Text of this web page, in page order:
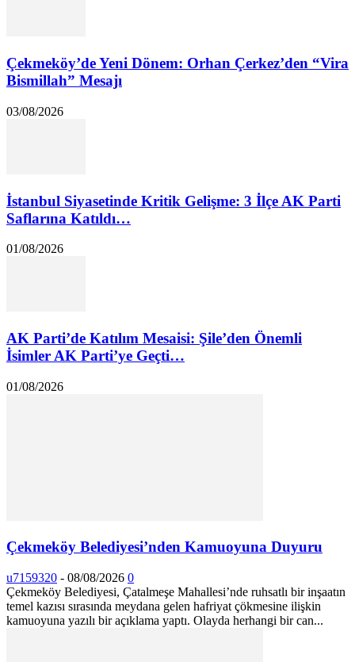
Çekmeköy’de Yeni Dönem: Orhan Çerkez’den “Vira
Bismillah” Mesajı
03/08/2026
İstanbul Siyasetinde Kritik Gelişme: 3 İlçe AK Parti
Saflarına Katıldı…
01/08/2026
AK Parti’de Katılım Mesaisi: Şile’den Önemli
İsimler AK Parti’ye Geçti…
01/08/2026
Çekmeköy Belediyesi’nden Kamuoyuna Duyuru
u7159320 - 08/08/2026 0
Çekmeköy Belediyesi, Çatalmeşe Mahallesi’nde ruhsatlı bir inşaatın
temel kazısı sırasında meydana gelen hafriyat çökmesine ilişkin
kamuoyuna yazılı bir açıklama yaptı. Olayda herhangi bir can...